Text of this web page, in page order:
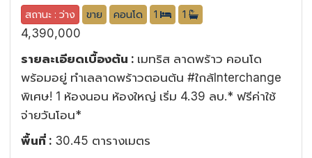
สถานะ : ว่าง ขาย คอนโด 1 1
4,390,000
รายละเอียดเบื้องต้น : เมทริส ลาดพร้าว คอนโด
พร้อมอยู่ ทำเลลาดพร้าวตอนต้น #ใกล้Interchange
พิเศษ! 1 ห้องนอน ห้องใหญ่ เริ่ม 4.39 ลบ.* ฟรีค่าใช้
จ่ายวันโอน*
พื้นที่ : 30.45 ตารางเมตร